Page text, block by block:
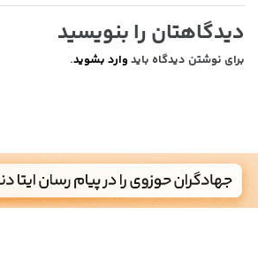
دیدگاهتان را بنویسید
برای نوشتن دیدگاه باید وارد بشوید.